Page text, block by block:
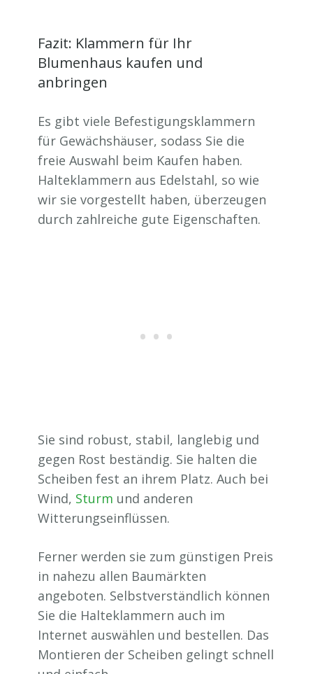
Fazit: Klammern für Ihr
Blumenhaus kaufen und
anbringen
Es gibt viele Befestigungsklammern
für Gewächshäuser, sodass Sie die
freie Auswahl beim Kaufen haben.
Halteklammern aus Edelstahl, so wie
wir sie vorgestellt haben, überzeugen
durch zahlreiche gute Eigenschaften.
Sie sind robust, stabil, langlebig und
gegen Rost beständig. Sie halten die
Scheiben fest an ihrem Platz. Auch bei
Wind, Sturm und anderen
Witterungseinflüssen.
Ferner werden sie zum günstigen Preis
in nahezu allen Baumärkten
angeboten. Selbstverständlich können
Sie die Halteklammern auch im
Internet auswählen und bestellen. Das
Montieren der Scheiben gelingt schnell